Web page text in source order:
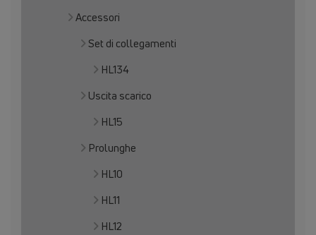
Accessori
Set di collegamenti
HL134
Uscita scarico
HL15
Prolunghe
HL10
HL11
HL12